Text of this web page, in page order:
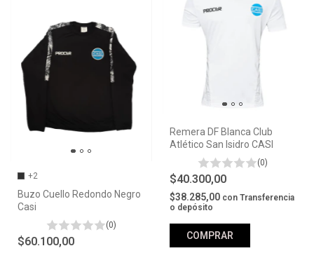
+2
Buzo Cuello Redondo Negro
Casi
(0)
$60.100,00
Remera DF Blanca Club
Atlético San Isidro CASI
(0)
$40.300,00
$38.285,00 con Transferencia
o depósito
COMPRAR